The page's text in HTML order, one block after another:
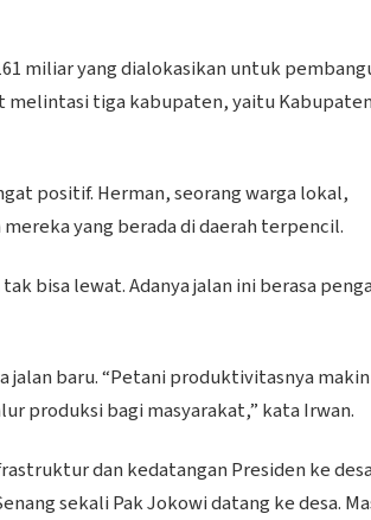
miliar yang dialokasikan untuk
melintasi tiga kabupaten, yaitu Kabupaten
positif. Herman, seorang warga lokal,
yang berada di daerah terpencil.
bisa lewat. Adanya jalan ini berasa
jalan baru. “Petani produktivitasnya makin
produksi bagi masyarakat,” kata Irwan.
dan kedatangan Presiden ke
sekali Pak Jokowi datang ke desa.